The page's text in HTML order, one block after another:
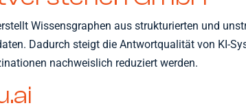
Wissensgraphen aus strukturierten und
Dadurch steigt die Antwortqualität von KI-
nachweislich reduziert werden.